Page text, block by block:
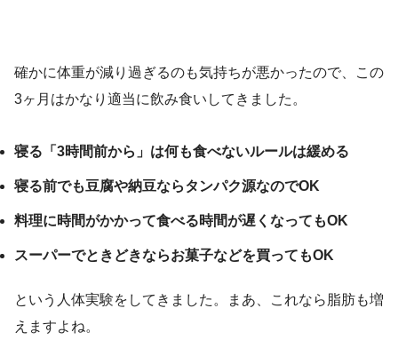
確かに体重が減り過ぎるのも気持ちが悪かったので、この
3ヶ月はかなり適当に飲み食いしてきました。
寝る「3時間前から」は何も食べないルールは緩める
寝る前でも豆腐や納豆ならタンパク源なのでOK
料理に時間がかかって食べる時間が遅くなってもOK
スーパーでときどきならお菓子などを買ってもOK
という人体実験をしてきました。まあ、これなら脂肪も増
えますよね。